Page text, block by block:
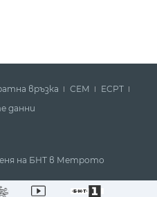
връзка СЕМ
ECPT
данни
на БНТ в Метрото